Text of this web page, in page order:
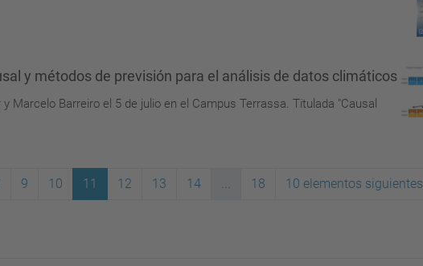
y métodos de previsión para el análisis de datos climáticos
Barreiro el 5 de julio en el Campus Terrassa. Titulada "Causal
9 10 11 12 13 14 ... 18 10 elementos siguientes